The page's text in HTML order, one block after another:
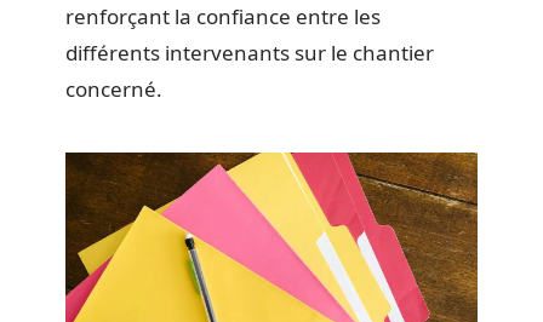
renforçant la confiance entre les
différents intervenants sur le chantier
concerné.